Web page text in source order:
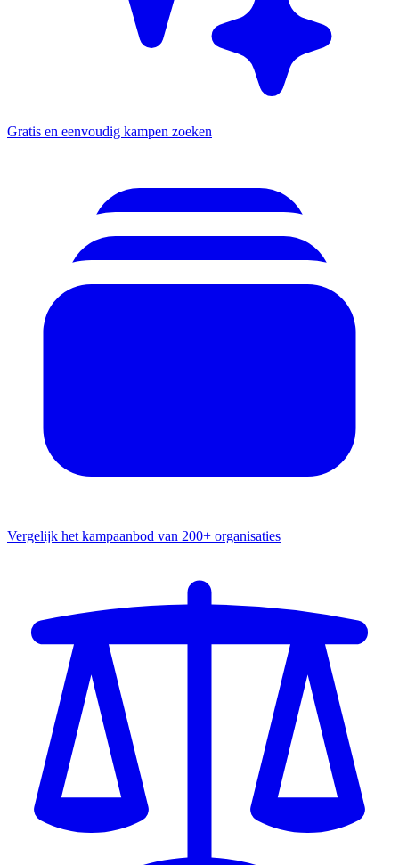
Gratis en eenvoudig kampen zoeken
Vergelijk het kampaanbod van 200+ organisaties